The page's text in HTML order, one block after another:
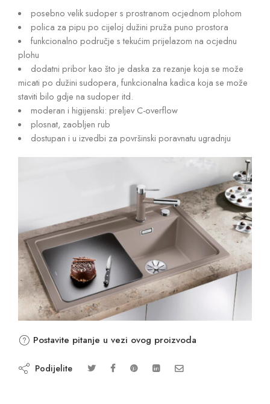
posebno velik sudoper s prostranom ocjednom plohom
polica za pipu po cijeloj dužini pruža puno prostora
funkcionalno područje s tekućim prijelazom na ocjednu
plohu
dodatni pribor kao što je daska za rezanje koja se može
micati po dužini sudopera, funkcionalna kadica koja se može
staviti bilo gdje na sudoper itd.
moderan i higijenski: preljev C-overflow
plosnat, zaobljen rub
dostupan i u izvedbi za površinski poravnatu ugradnju
Postavite pitanje u vezi ovog proizvoda
Podijelite